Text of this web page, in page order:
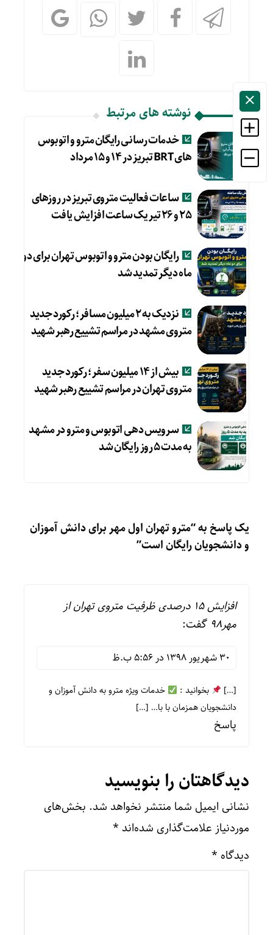
نوشته های مرتبط
خدمات رسانی رایگان مترو و اتوبوس
های BRT تبریز در ۱۴ و ۱۵ مرداد
ساعات فعالیت متروی تبریز در روزهای
۲۵ و ۲۶ تیر یک ساعت افزایش یافت
رایگان بودن مترو و اتوبوس تهران برای دو
ماه دیگر تمدید شد
نزدیک به ۲ میلیون مسافر؛ رکورد جدید
متروی مشهد در مراسم تشییع رهبر شهید
بیش از ۱۴ میلیون سفر؛ رکورد جدید
متروی تهران در مراسم تشییع رهبر شهید
سرویس دهی اتوبوس و مترو در مشهد
به مدت ۵ روز رایگان شد
یک پاسخ به “مترو تهران اول مهر برای دانش آموزان
و دانشجویان رایگان است”
افزایش ۱۵ درصدی ظرفیت متروی تهران از
مهر98
گفت:
30 شهریور 1398 در 5:56 ب.ظ
[…] بخوانید :
خدمات ويژه مترو به دانش آموزان و
دانشجویان همزمان با با… […]
پاسخ
دیدگاهتان را بنویسید
نشانی ایمیل شما منتشر نخواهد شد. بخش‌های
موردنیاز علامت‌گذاری شده‌اند *
دیدگاه *